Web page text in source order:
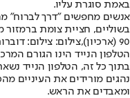
באמת סוגרת עליו.
אנשים מחפשים "דרך לברוח"
בשוליים, חציית צומת
90 (ארכיון),צילום: צילום: דוברות המשטרה
הטלפון הנייד הינו הגורם
בתוך כל זה, הטלפון הנייד
נהגים מורידים את העיניים
ומאבדים את הראש.